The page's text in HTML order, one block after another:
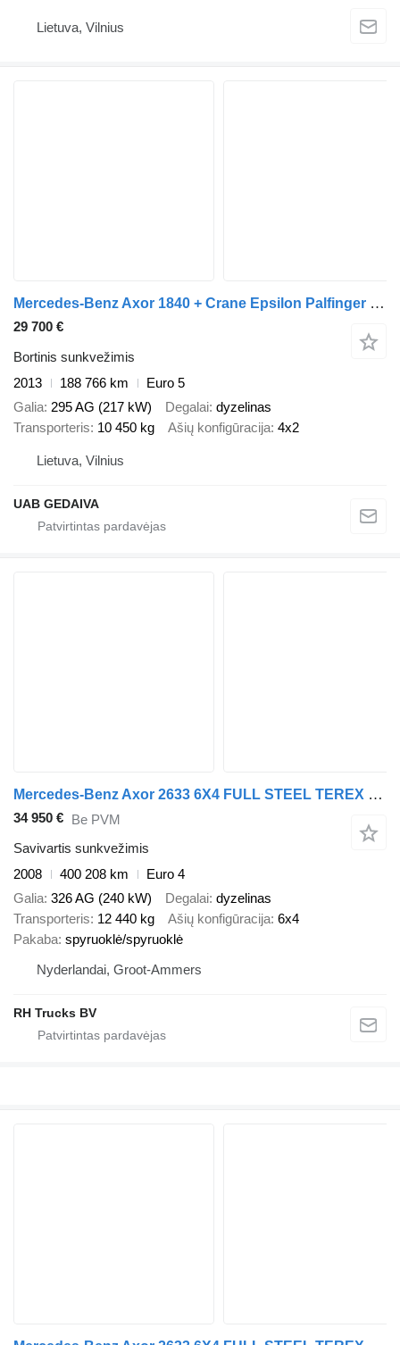
Lietuva, Vilnius
Mercedes-Benz Axor 1840 + Crane Epsilon Palfinger 0150Z
29 700 €
Bortinis sunkvežimis
2013
188 766 km
Euro 5
Galia 295 AG (217 kW) Degalai dyzelinas
Transporteris 10 450 kg Ašių konfigūracija 4x2
Lietuva, Vilnius
UAB GEDAIVA
Mercedes-Benz Axor 2633 6X4 FULL STEEL TEREX 145.2 + WAF KIPPER
34 950 € Be PVM
Savivartis sunkvežimis
2008
400 208 km
Euro 4
Galia 326 AG (240 kW) Degalai dyzelinas
Transporteris 12 440 kg Ašių konfigūracija 6x4
Pakaba spyruoklė/spyruoklė
Nyderlandai, Groot-Ammers
RH Trucks BV